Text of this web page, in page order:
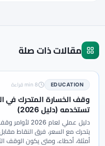
مقالات ذات صلة
EDUCATION 8 min قراءة
وقف الخسارة المتحرك
تستخدمه (دليل 2026)
دليل عملي
أمثلة، أخطاء، ومتى يكون الوقف